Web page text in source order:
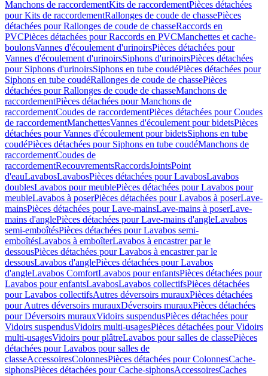
Manchons de raccordementKits de raccordementPièces détachées
pour Kits de raccordementRallonges de coude de chassePièces
détachées pour Rallonges de coude de chasseRaccords en
PVCPièces détachées pour Raccords en PVCManchettes et cache-
boulonsVannes d'écoulement d'urinoirsPièces détachées pour
Vannes d'écoulement d'urinoirsSiphons d'urinoirsPièces détachées
pour Siphons d'urinoirsSiphons en tube coudéPièces détachées pour
Siphons en tube coudéRallonges de coude de chassePièces
détachées pour Rallonges de coude de chasseManchons de
raccordementPièces détachées pour Manchons de
raccordementCoudes de raccordementPièces détachées pour Coudes
de raccordementManchettesVannes d'écoulement pour bidetsPièces
détachées pour Vannes d'écoulement pour bidetsSiphons en tube
coudéPièces détachées pour Siphons en tube coudéManchons de
raccordementCoudes de
raccordementRecouvrementsRaccordsJointsPoint
d'eauLavabosLavabosPièces détachées pour LavabosLavabos
doublesLavabos pour meublePièces détachées pour Lavabos pour
meubleLavabos à poserPièces détachées pour Lavabos à poserLave-
mainsPièces détachées pour Lave-mainsLave-mains à poserLave-
mains d'anglePièces détachées pour Lave-mains d'angleLavabos
semi-emboîtésPièces détachées pour Lavabos semi-
emboîtésLavabos à emboîterLavabos à encastrer par le
dessousPièces détachées pour Lavabos à encastrer par le
dessousLavabos d'anglePièces détachées pour Lavabos
d'angleLavabos ComfortLavabos pour enfantsPièces détachées pour
Lavabos pour enfantsLavabosLavabos collectifsPièces détachées
pour Lavabos collectifsAutres déversoirs murauxPièces détachées
pour Autres déversoirs murauxDéversoirs murauxPièces détachées
pour Déversoirs murauxVidoirs suspendusPièces détachées pour
Vidoirs suspendusVidoirs multi-usagesPièces détachées pour Vidoirs
multi-usagesVidoirs pour plâtreLavabos pour salles de classePièces
détachées pour Lavabos pour salles de
classeAccessoiresColonnesPièces détachées pour ColonnesCache-
siphonsPièces détachées pour Cache-siphonsAccessoiresCaches